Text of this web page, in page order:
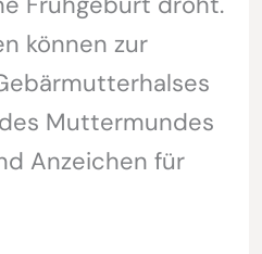
können zur
Muttermundes
Anzeichen für